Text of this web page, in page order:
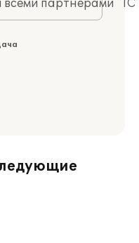
всеми партнерами